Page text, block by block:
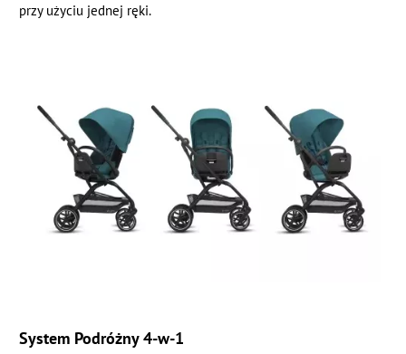
przy użyciu jednej ręki.
System Podróżny 4-w-1